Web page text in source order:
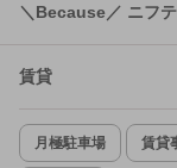
＼Because／ ニフ
賃貸
月極駐車場 賃貸